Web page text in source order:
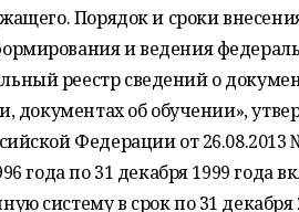
Порядок и сроки
и ведения
реестр сведений о
документах об обучении»,
Федерации от 26.08.2013
года по 31 декабря 1999 года
систему в срок по 31 декабря